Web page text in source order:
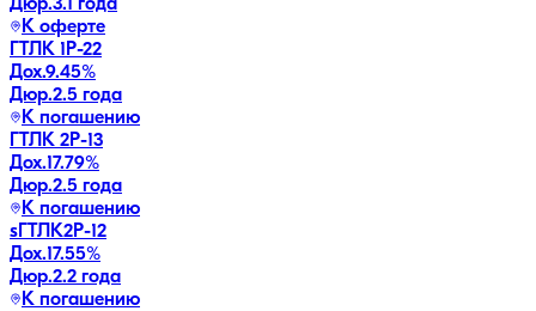
Дюр.3.1 года
К оферте
ГТЛК 1P-22
Дох.9.45%
Дюр.2.5 года
К погашению
ГТЛК 2P-13
Дох.17.79%
Дюр.2.5 года
К погашению
sГТЛК2P-12
Дох.17.55%
Дюр.2.2 года
К погашению